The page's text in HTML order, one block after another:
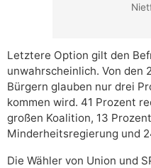
Letztere Option gilt den
unwahrscheinlich. Von den
Bürgern glauben nur drei
kommen wird. 41 Prozent
großen Koalition, 13
Minderheitsregierung und
Die Wähler von Union und